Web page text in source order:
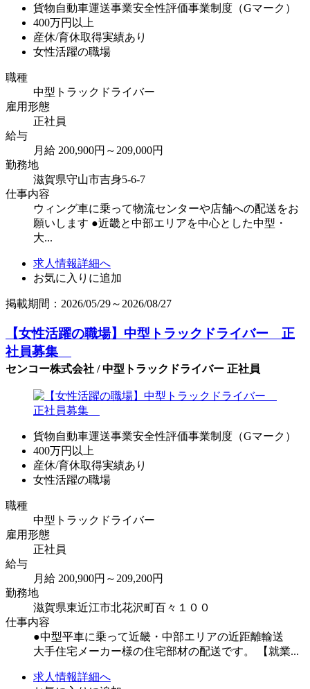
貨物自動車運送事業安全性評価事業制度（Gマーク）
400万円以上
産休/育休取得実績あり
女性活躍の職場
職種
中型トラックドライバー
雇用形態
正社員
給与
月給 200,900円～209,000円
勤務地
滋賀県守山市吉身5-6-7
仕事内容
ウィング車に乗って物流センターや店舗への配送をお
願いします ●近畿と中部エリアを中心とした中型・
大...
求人情報詳細へ
お気に入りに追加
掲載期間：2026/05/29～2026/08/27
【女性活躍の職場】中型トラックドライバー 正
社員募集
センコー株式会社 / 中型トラックドライバー 正社員
貨物自動車運送事業安全性評価事業制度（Gマーク）
400万円以上
産休/育休取得実績あり
女性活躍の職場
職種
中型トラックドライバー
雇用形態
正社員
給与
月給 200,900円～209,200円
勤務地
滋賀県東近江市北花沢町百々１００
仕事内容
●中型平車に乗って近畿・中部エリアの近距離輸送
大手住宅メーカー様の住宅部材の配送です。 【就業...
求人情報詳細へ